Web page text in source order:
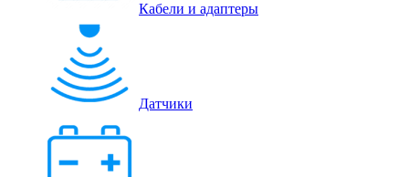
Кабели и адаптеры
Датчики